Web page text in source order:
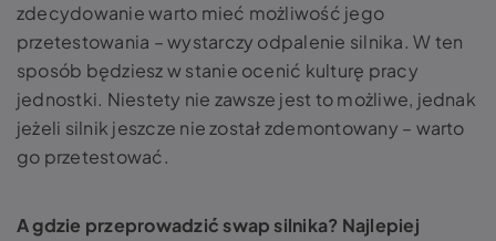
zdecydowanie warto mieć możliwość jego
przetestowania – wystarczy odpalenie silnika. W ten
sposób będziesz w stanie ocenić kulturę pracy
jednostki. Niestety nie zawsze jest to możliwe, jednak
jeżeli silnik jeszcze nie został zdemontowany – warto
go przetestować.
A gdzie przeprowadzić swap silnika? Najlepiej